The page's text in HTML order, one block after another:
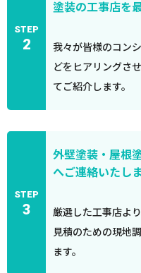
STEP
2
塗装の工事店を
我々が皆様のコン
どをヒアリングさ
てご紹介します。
STEP
3
外壁塗装・屋根
へご連絡いたし
厳選した工事店よ
見積のための現地
ます。